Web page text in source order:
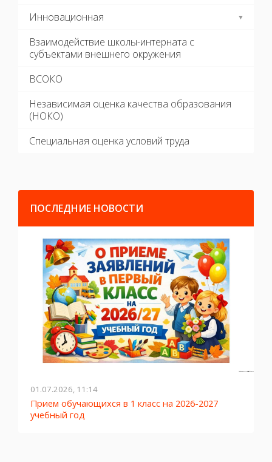
Инновационная
Взаимодействие школы-интерната с
субъектами внешнего окружения
ВСОКО
Независимая оценка качества образования
(НОКО)
Специальная оценка условий труда
ПОСЛЕДНИЕ НОВОСТИ
01.07.2026, 11:14
Прием обучающихся в 1 класс на 2026-2027
учебный год